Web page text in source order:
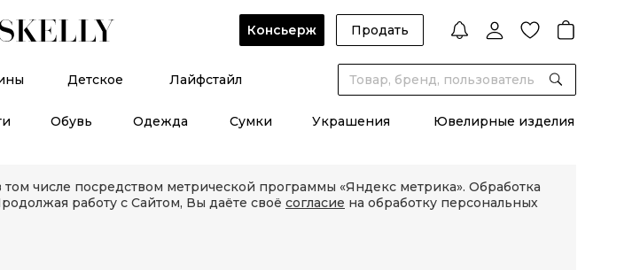
Консьерж Продать
Детское Лайфстайл
Обувь Одежда Сумки Украшения Ювелирные изделия
числе посредством метрической программы «Яндекс метрика». Обработка
работу с Сайтом, Вы даёте своё согласие на обработку персональных